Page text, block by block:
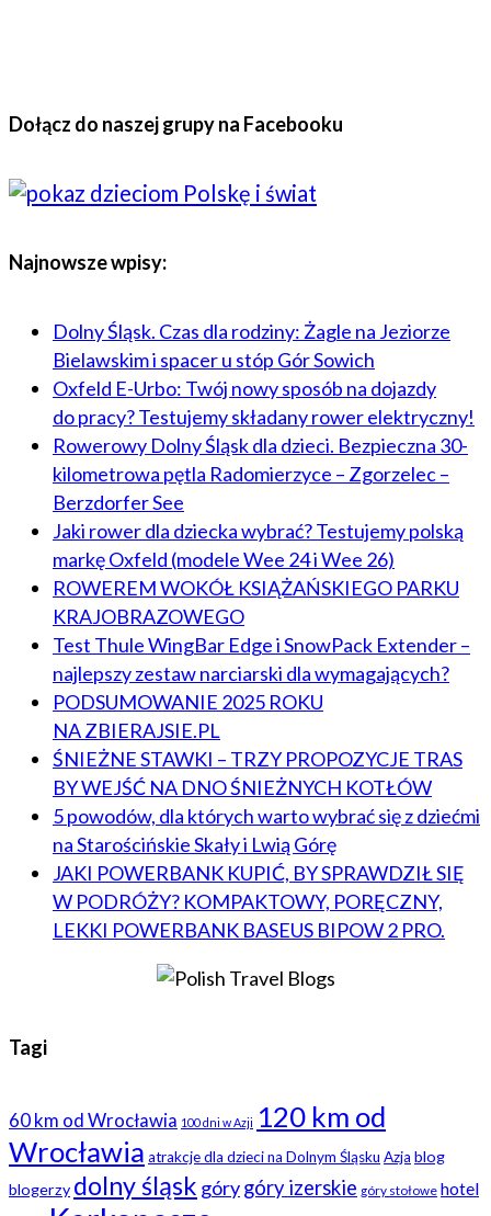
Dołącz do naszej grupy na Facebooku
Najnowsze wpisy:
Dolny Śląsk. Czas dla rodziny: Żagle na Jeziorze
Bielawskim i spacer u stóp Gór Sowich
Oxfeld E-Urbo: Twój nowy sposób na dojazdy
do pracy? Testujemy składany rower elektryczny!
Rowerowy Dolny Śląsk dla dzieci. Bezpieczna 30-
kilometrowa pętla Radomierzyce – Zgorzelec –
Berzdorfer See
Jaki rower dla dziecka wybrać? Testujemy polską
markę Oxfeld (modele Wee 24 i Wee 26)
ROWEREM WOKÓŁ KSIĄŻAŃSKIEGO PARKU
KRAJOBRAZOWEGO
Test Thule WingBar Edge i SnowPack Extender –
najlepszy zestaw narciarski dla wymagających?
PODSUMOWANIE 2025 ROKU
NA ZBIERAJSIE.PL
ŚNIEŻNE STAWKI – TRZY PROPOZYCJE TRAS
BY WEJŚĆ NA DNO ŚNIEŻNYCH KOTŁÓW
5 powodów, dla których warto wybrać się z dziećmi
na Starościńskie Skały i Lwią Górę
JAKI POWERBANK KUPIĆ, BY SPRAWDZIŁ SIĘ
W PODRÓŻY? KOMPAKTOWY, PORĘCZNY,
LEKKI POWERBANK BASEUS BIPOW 2 PRO.
Tagi
60 km od Wrocławia 100 dni w Azji 120 km od
Wrocławia atrakcje dla dzieci na Dolnym Śląsku Azja blog
blogerzy dolny śląsk górygóry izerskie góry stołowe hotel